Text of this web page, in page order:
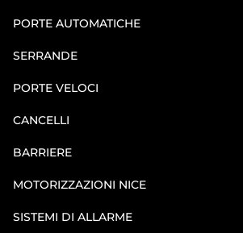
PORTE AUTOMATICHE
SERRANDE
PORTE VELOCI
CANCELLI
BARRIERE
MOTORIZZAZIONI NICE
SISTEMI DI ALLARME